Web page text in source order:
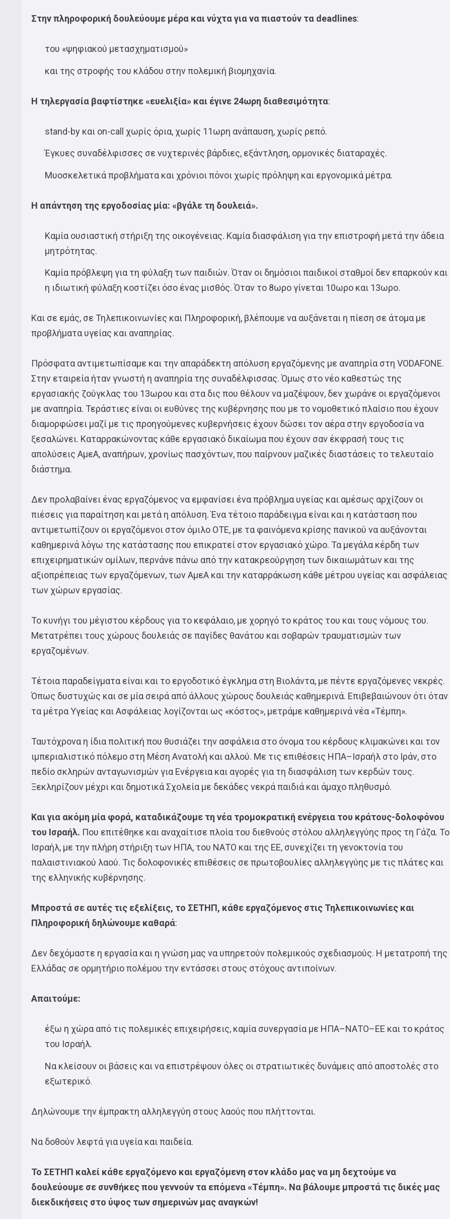
Στην πληροφορική δουλεύουμε μέρα και νύχτα για να πιαστούν τα deadlines:
του «ψηφιακού μετασχηματισμού»
και της στροφής του κλάδου στην πολεμική βιομηχανία.
Η τηλεργασία βαφτίστηκε «ευελιξία» και έγινε 24ωρη διαθεσιμότητα:
stand-by και on-call χωρίς όρια, χωρίς 11ωρη ανάπαυση, χωρίς ρεπό.
Έγκυες συναδέλφισσες σε νυχτερινές βάρδιες, εξάντληση, ορμονικές διαταραχές.
Μυοσκελετικά προβλήματα και χρόνιοι πόνοι χωρίς πρόληψη και εργονομικά μέτρα.
Η απάντηση της εργοδοσίας μία: «βγάλε τη δουλειά».
Καμία ουσιαστική στήριξη της οικογένειας. Καμία διασφάλιση για την επιστροφή μετά την άδεια
μητρότητας.
Καμία πρόβλεψη για τη φύλαξη των παιδιών. Όταν οι δημόσιοι παιδικοί σταθμοί δεν επαρκούν και
η ιδιωτική φύλαξη κοστίζει όσο ένας μισθός. Όταν το 8ωρο γίνεται 10ωρο και 13ωρο.
Και σε εμάς, σε Τηλεπικοινωνίες και Πληροφορική, βλέπουμε να αυξάνεται η πίεση σε άτομα με
προβλήματα υγείας και αναπηρίας.
Πρόσφατα αντιμετωπίσαμε και την απαράδεκτη απόλυση εργαζόμενης με αναπηρία στη VODAFONE.
Στην εταιρεία ήταν γνωστή η αναπηρία της συναδέλφισσας. Όμως στο νέο καθεστώς της
εργασιακής ζούγκλας του 13ωρου και στα δις που θέλουν να μαζέψουν, δεν χωράνε οι εργαζόμενοι
με αναπηρία. Τεράστιες είναι οι ευθύνες της κυβέρνησης που με το νομοθετικό πλαίσιο που έχουν
διαμορφώσει μαζί με τις προηγούμενες κυβερνήσεις έχουν δώσει τον αέρα στην εργοδοσία να
ξεσαλώνει. Καταρρακώνοντας κάθε εργασιακό δικαίωμα που έχουν σαν έκφρασή τους τις
απολύσεις ΑμεΑ, αναπήρων, χρονίως πασχόντων, που παίρνουν μαζικές διαστάσεις το τελευταίο
διάστημα.
Δεν προλαβαίνει ένας εργαζόμενος να εμφανίσει ένα πρόβλημα υγείας και αμέσως αρχίζουν οι
πιέσεις για παραίτηση και μετά η απόλυση. Ένα τέτοιο παράδειγμα είναι και η κατάσταση που
αντιμετωπίζουν οι εργαζόμενοι στον όμιλο ΟΤΕ, με τα φαινόμενα κρίσης πανικού να αυξάνονται
καθημερινά λόγω της κατάστασης που επικρατεί στον εργασιακό χώρο. Τα μεγάλα κέρδη των
επιχειρηματικών ομίλων, περνάνε πάνω από την κατακρεούργηση των δικαιωμάτων και της
αξιοπρέπειας των εργαζόμενων, των ΑμεΑ και την καταρράκωση κάθε μέτρου υγείας και ασφάλειας
των χώρων εργασίας.
Το κυνήγι του μέγιστου κέρδους για το κεφάλαιο, με χορηγό το κράτος του και τους νόμους του.
Μετατρέπει τους χώρους δουλειάς σε παγίδες θανάτου και σοβαρών τραυματισμών των
εργαζομένων.
Τέτοια παραδείγματα είναι και το εργοδοτικό έγκλημα στη Βιολάντα, με πέντε εργαζόμενες νεκρές.
Όπως δυστυχώς και σε μία σειρά από άλλους χώρους δουλειάς καθημερινά. Επιβεβαιώνουν ότι όταν
τα μέτρα Υγείας και Ασφάλειας λογίζονται ως «κόστος», μετράμε καθημερινά νέα «Τέμπη».
Ταυτόχρονα η ίδια πολιτική που θυσιάζει την ασφάλεια στο όνομα του κέρδους κλιμακώνει και τον
ιμπεριαλιστικό πόλεμο στη Μέση Ανατολή και αλλού. Με τις επιθέσεις ΗΠΑ–Ισραήλ στο Ιράν, στο
πεδίο σκληρών ανταγωνισμών για Ενέργεια και αγορές για τη διασφάλιση των κερδών τους.
Ξεκληρίζουν μέχρι και δημοτικά Σχολεία με δεκάδες νεκρά παιδιά και άμαχο πληθυσμό.
Και για ακόμη μία φορά, καταδικάζουμε τη νέα τρομοκρατική ενέργεια του κράτους-δολοφόνου
του Ισραήλ. Που επιτέθηκε και αναχαίτισε πλοία του διεθνούς στόλου αλληλεγγύης προς τη Γάζα. Το
Ισραήλ, με την πλήρη στήριξη των ΗΠΑ, του ΝΑΤΟ και της ΕΕ, συνεχίζει τη γενοκτονία του
παλαιστινιακού λαού. Τις δολοφονικές επιθέσεις σε πρωτοβουλίες αλληλεγγύης με τις πλάτες και
της ελληνικής κυβέρνησης.
Μπροστά σε αυτές τις εξελίξεις, το ΣΕΤΗΠ, κάθε εργαζόμενος στις Τηλεπικοινωνίες και
Πληροφορική δηλώνουμε καθαρά:
Δεν δεχόμαστε η εργασία και η γνώση μας να υπηρετούν πολεμικούς σχεδιασμούς. Η μετατροπή της
Ελλάδας σε ορμητήριο πολέμου την εντάσσει στους στόχους αντιποίνων.
Απαιτούμε:
έξω η χώρα από τις πολεμικές επιχειρήσεις, καμία συνεργασία με ΗΠΑ–ΝΑΤΟ–ΕΕ και το κράτος
του Ισραήλ.
Να κλείσουν οι βάσεις και να επιστρέψουν όλες οι στρατιωτικές δυνάμεις από αποστολές στο
εξωτερικό.
Δηλώνουμε την έμπρακτη αλληλεγγύη στους λαούς που πλήττονται.
Να δοθούν λεφτά για υγεία και παιδεία.
Το ΣΕΤΗΠ καλεί κάθε εργαζόμενο και εργαζόμενη στον κλάδο μας να μη δεχτούμε να
δουλεύουμε σε συνθήκες που γεννούν τα επόμενα «Τέμπη». Να βάλουμε μπροστά τις δικές μας
διεκδικήσεις στο ύψος των σημερινών μας αναγκών!